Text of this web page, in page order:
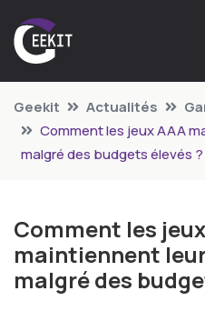
Geekit Actualités
Comment les jeux AAA
malgré des budgets élevés ?
Comment les
maintiennent
malgré des